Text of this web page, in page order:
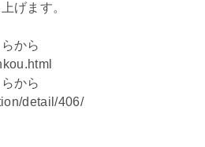
げます。
から
から
detail/406/